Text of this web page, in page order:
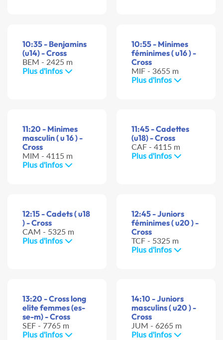
10:35 - Benjamins
(u14) - Cross
BEM - 2425 m
Plus d'infos
10:55 - Minimes
féminimes ( u16 ) -
Cross
MIF - 3655 m
Plus d'infos
11:20 - Minimes
masculin ( u 16 ) -
Cross
MIM - 4115 m
Plus d'infos
11:45 - Cadettes
(u18) - Cross
CAF - 4115 m
Plus d'infos
12:15 - Cadets ( u18
) - Cross
CAM - 5325 m
Plus d'infos
12:45 - Juniors
féminimes ( u20 ) -
Cross
TCF - 5325 m
Plus d'infos
13:20 - Cross long
elite femmes (es-
se-m) - Cross
SEF - 7765 m
Plus d'infos
14:10 - Juniors
masculins ( u20 ) -
Cross
JUM - 6265 m
Plus d'infos